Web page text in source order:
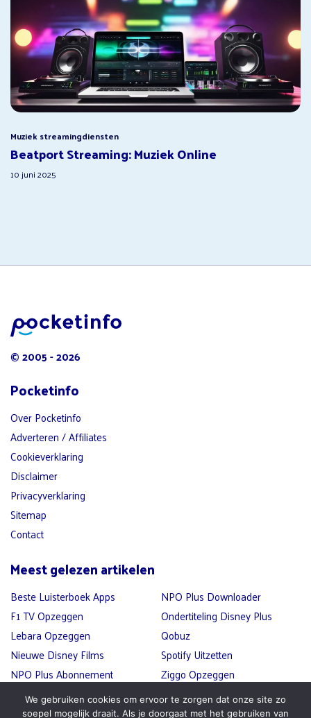
Muziek streamingdiensten
Beatport Streaming: Muziek Online
10 juni 2025
© 2005 - 2026
Pocketinfo
Over Pocketinfo
Adverteren / Affiliates
Cookieverklaring
Disclaimer
Privacyverklaring
Sitemap
Contact
Meest gelezen artikelen
Beste Luisterboek Apps
F1 TV Opzeggen
Lebara Opzeggen
Nieuwe Disney Films
NPO Plus Abonnement
Afsluiten
NPO Plus Downloader
Ondertiteling Disney Plus
Qobuz
Spotify Uitzetten
Ziggo Opzeggen
We gebruiken cookies om ervoor te zorgen dat onze site zo
soepel mogelijk draait. Als je doorgaat met het gebruiken van